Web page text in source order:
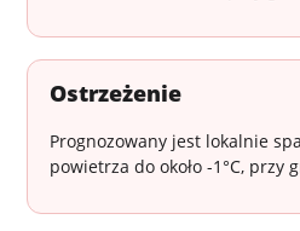
Ostrzeżenie
Prognozowany jest lokalnie
powietrza do około -1°C, przy